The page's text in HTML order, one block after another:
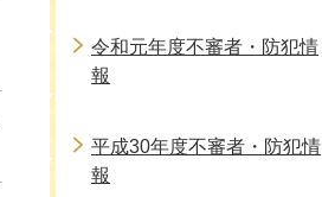
令和元年度不審者・防犯情
報
平成30年度不審者・防犯情
報